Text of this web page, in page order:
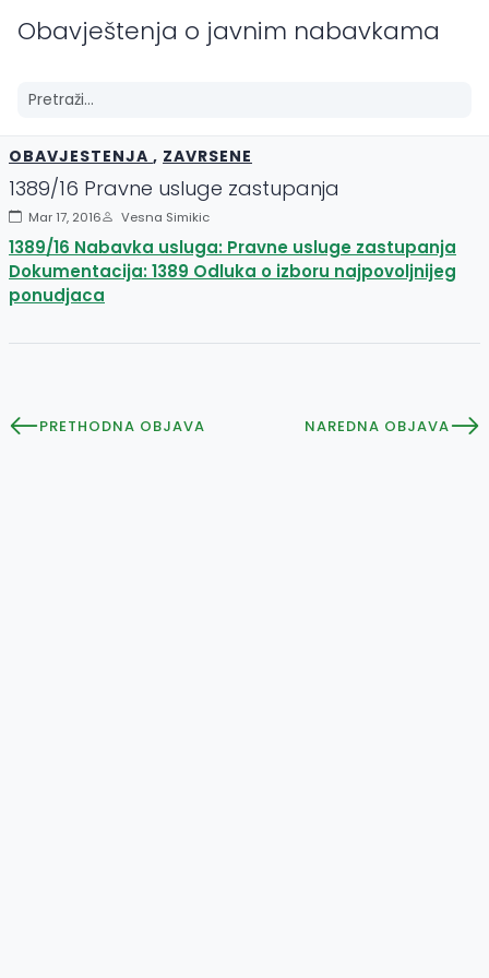
Obavještenja o javnim nabavkama
OBAVJESTENJA , ZAVRSENE
1389/16 Pravne usluge zastupanja
Mar 17, 2016 Vesna Simikic
1389/16 Nabavka usluga: Pravne usluge zastupanja
Dokumentacija: 1389 Odluka o izboru najpovoljnijeg
ponudjaca
PRETHODNA OBJAVA NAREDNA OBJAVA